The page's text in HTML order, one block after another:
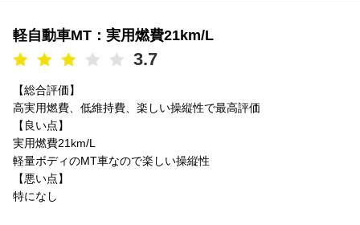
軽自動車MT：実用燃費21km/L
3.7
【総合評価】
高実用燃費、低維持費、楽しい操縦性で最高評価
【良い点】
実用燃費21km/L
軽量ボディのMT車なので楽しい操縦性
【悪い点】
特になし